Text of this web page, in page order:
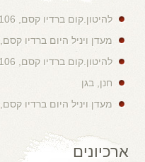
להיטון.קום ברדיו קסם, 106 FM
מעדן ויניל היום ברדיו קסם, 106 FM
להיטון.קום ברדיו קסם, 106 FM
חנן, בגן
מעדן ויניל היום ברדיו קסם, 106 FM
ארכיונים